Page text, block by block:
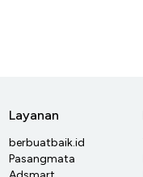
Layanan
berbuatbaik.id
Pasangmata